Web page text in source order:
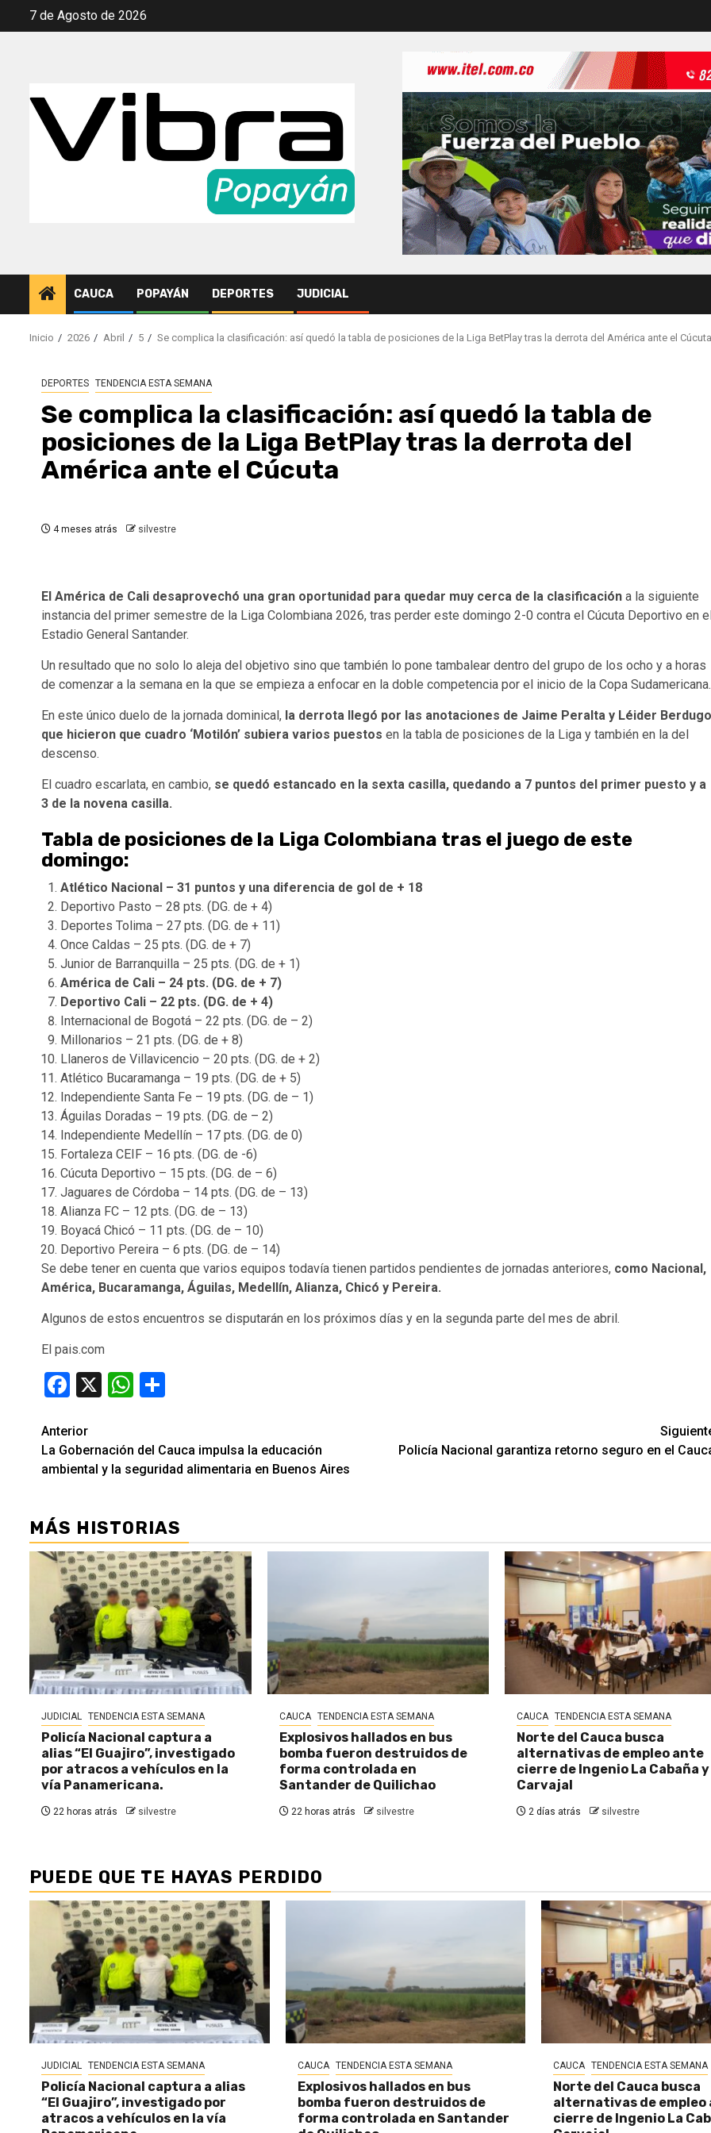
Saltar7 de Agosto de 2026
CAUCA POPAYÁN DEPORTES JUDICIAL
Inicio 2026 Abril 5 Se complica la clasificación: así quedó la tabla de posiciones de la Liga BetPlay tras la derrota del América ante el Cúcuta
DEPORTES TENDENCIA ESTA SEMANA
Se complica la clasificación: así quedó la tabla de
posiciones de la Liga BetPlay tras la derrota del
América ante el Cúcuta
4 meses atrás silvestre
El América de Cali desaprovechó una gran oportunidad para quedar muy cerca de la clasificación a la siguiente
instancia del primer semestre de la Liga Colombiana 2026, tras perder este domingo 2-0 contra el Cúcuta Deportivo en
Estadio General Santander.
Un resultado que no solo lo aleja del objetivo sino que también lo pone tambalear dentro del grupo de los ocho y a horas
de comenzar a la semana en la que se empieza a enfocar en la doble competencia por el inicio de la Copa Sudamericana.
En este único duelo de la jornada dominical, la derrota llegó por las anotaciones de Jaime Peralta y Léider
que hicieron que cuadro ‘Motilón’ subiera varios puestos en la tabla de posiciones de la Liga y también en la del
descenso.
El cuadro escarlata, en cambio, se quedó estancado en la sexta casilla, quedando a 7 puntos del primer puesto y a
3 de la novena casilla.
Tabla de posiciones de la Liga Colombiana tras el juego de este
domingo:
Atlético Nacional – 31 puntos y una diferencia de gol de + 18
Deportivo Pasto – 28 pts. (DG. de + 4)
Deportes Tolima – 27 pts. (DG. de + 11)
Once Caldas – 25 pts. (DG. de + 7)
Junior de Barranquilla – 25 pts. (DG. de + 1)
América de Cali – 24 pts. (DG. de + 7)
Deportivo Cali – 22 pts. (DG. de + 4)
Internacional de Bogotá – 22 pts. (DG. de – 2)
Millonarios – 21 pts. (DG. de + 8)
Llaneros de Villavicencio – 20 pts. (DG. de + 2)
Atlético Bucaramanga – 19 pts. (DG. de + 5)
Independiente Santa Fe – 19 pts. (DG. de – 1)
Águilas Doradas – 19 pts. (DG. de – 2)
Independiente Medellín – 17 pts. (DG. de 0)
Fortaleza CEIF – 16 pts. (DG. de -6)
Cúcuta Deportivo – 15 pts. (DG. de – 6)
Jaguares de Córdoba – 14 pts. (DG. de – 13)
Alianza FC – 12 pts. (DG. de – 13)
Boyacá Chicó – 11 pts. (DG. de – 10)
Deportivo Pereira – 6 pts. (DG. de – 14)
Se debe tener en cuenta que varios equipos todavía tienen partidos pendientes de jornadas anteriores, como Nacional,
América, Bucaramanga, Águilas, Medellín, Alianza, Chicó y Pereira.
Algunos de estos encuentros se disputarán en los próximos días y en la segunda parte del mes de abril.
El pais.com
Facebook
X WhatsApp
Seguir
leyendo
Anterior
La Gobernación del Cauca impulsa la educación
ambiental y la seguridad alimentaria en Buenos Aires
Policía Nacional garantiza retorno seguro en el
MÁS HISTORIAS
JUDICIAL TENDENCIA ESTA SEMANA
Policía Nacional captura a
alias “El Guajiro”, investigado
por atracos a vehículos en la
vía Panamericana.
22 horas atrás silvestre
CAUCA TENDENCIA ESTA SEMANA
Explosivos hallados en bus
bomba fueron destruidos de
forma controlada en
Santander de Quilichao
22 horas atrás silvestre
CAUCA TENDENCIA ESTA SEMANA
Norte del Cauca busca
alternativas de empleo ante
cierre de Ingenio La Cabaña y
Carvajal
2 días atrás silvestre
PUEDE QUE TE HAYAS PERDIDO
JUDICIAL TENDENCIA ESTA SEMANA
Policía Nacional captura a alias
“El Guajiro”, investigado por
atracos a vehículos en la vía
CAUCA TENDENCIA ESTA SEMANA
Explosivos hallados en bus
bomba fueron destruidos de
forma controlada en Santander
CAUCA TENDENCIA ESTA SEMANA
Norte del Cauca busca
alternativas de empleo
cierre de Ingenio La